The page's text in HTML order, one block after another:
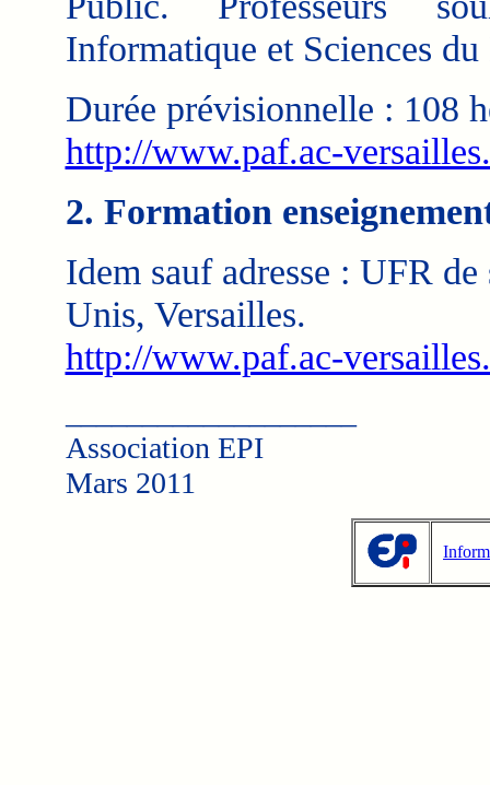
Informatique et Sciences
Durée prévisionnelle : 108
http://www.paf.ac-
2. Formation
Idem sauf adresse : UFR
Unis, Versailles.
http://www.paf.ac-
Association EPI
Mars 2011